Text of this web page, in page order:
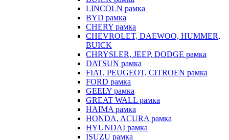
LINCOLN рамка
BYD рамка
CHERY рамка
CHEVROLET, DAEWOO, HUMMER,
BUICK
CHRYSLER, JEEP, DODGE рамка
DATSUN рамка
FIAT, PEUGEOT, CITROEN рамка
FORD рамка
GEELY рамка
GREAT WALL рамка
HAIMA рамка
HONDA, ACURA рамка
HYUNDAI рамка
ISUZU рамка